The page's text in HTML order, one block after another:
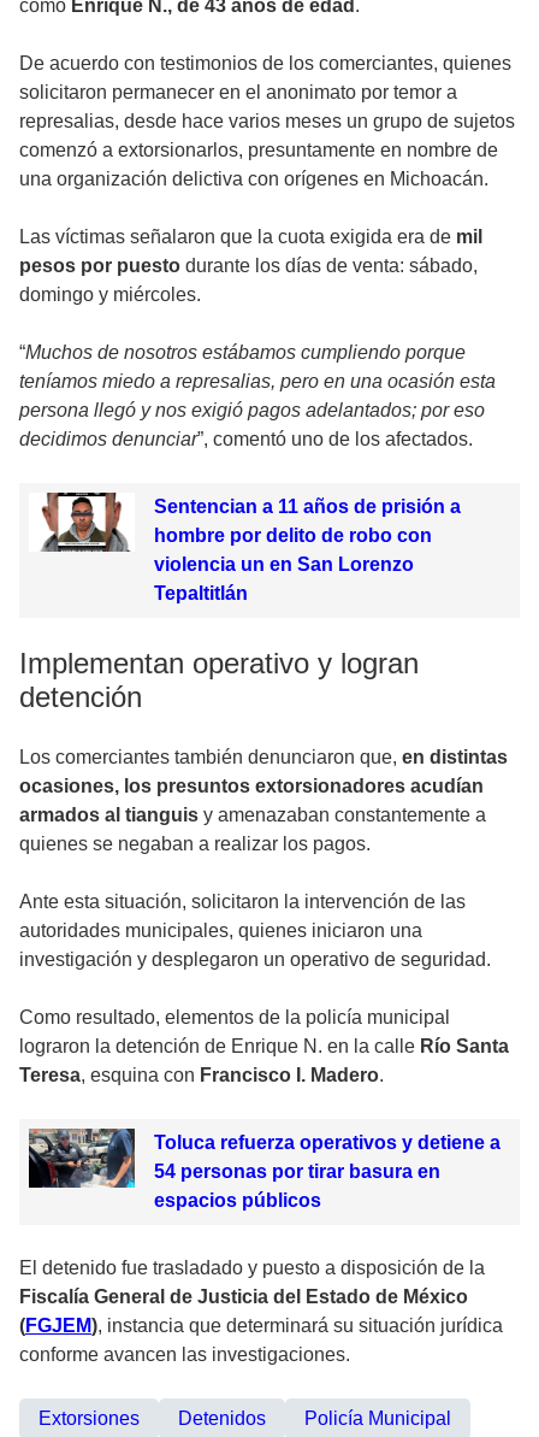
como Enrique N., de 43 años de edad .
De acuerdo con testimonios de los comerciantes, quienes
solicitaron permanecer en el anonimato por temor a
represalias, desde hace varios meses un grupo de sujetos
comenzó a extorsionarlos, presuntamente en nombre de
una organización delictiva con orígenes en Michoacán.
Las víctimas señalaron que la cuota exigida era de mil
pesos por puesto durante los días de venta: sábado,
domingo y miércoles.
“Muchos de nosotros estábamos cumpliendo porque
teníamos miedo a represalias, pero en una ocasión esta
persona llegó y nos exigió pagos adelantados; por eso
decidimos denunciar”, comentó uno de los afectados.
Sentencian a 11 años de prisión a
hombre por delito de robo con
violencia un en San Lorenzo
Tepaltitlán
Implementan operativo y logran
detención
Los comerciantes también denunciaron que, en distintas
ocasiones, los presuntos extorsionadores acudían
armados al tianguis y amenazaban constantemente a
quienes se negaban a realizar los pagos.
Ante esta situación, solicitaron la intervención de las
autoridades municipales, quienes iniciaron una
investigación y desplegaron un operativo de seguridad.
Como resultado, elementos de la policía municipal
lograron la detención de Enrique N. en la calle Río Santa
Teresa, esquina con Francisco I. Madero.
Toluca refuerza operativos y detiene a
54 personas por tirar basura en
espacios públicos
El detenido fue trasladado y puesto a disposición de la
Fiscalía General de Justicia del Estado de México
(FGJEM), instancia que determinará su situación jurídica
conforme avancen las investigaciones.
Extorsiones Detenidos Policía Municipal